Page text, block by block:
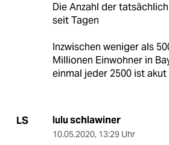
Die Anzahl der
seit Tagen
Inzwischen weniger als
Millionen Einwohner in
einmal jeder 2500 ist
LS lulu schlawiner
10.05.2020, 13:29 Uhr